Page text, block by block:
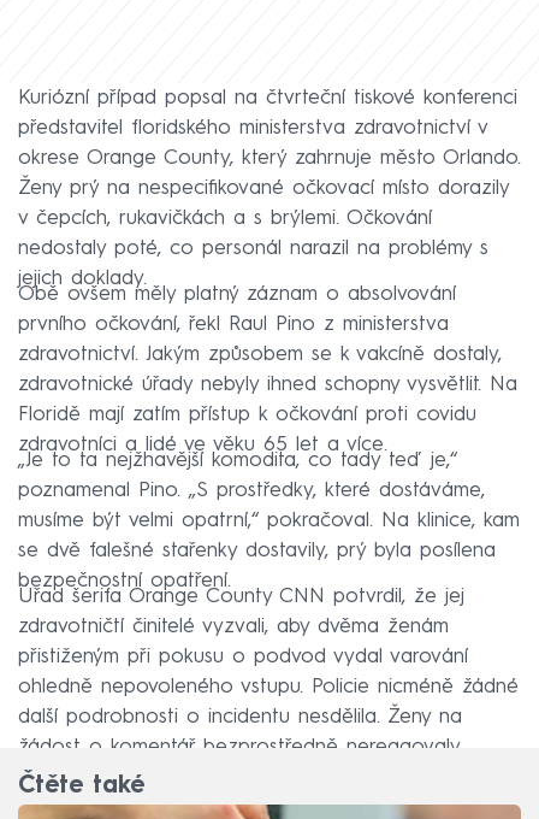
Kuriózní případ popsal na čtvrteční tiskové konferenci
představitel floridského ministerstva zdravotnictví v
okrese Orange County, který zahrnuje město Orlando.
Ženy prý na nespecifikované očkovací místo dorazily
v čepcích, rukavičkách a s brýlemi. Očkování
nedostaly poté, co personál narazil na problémy s
jejich doklady.
Obě ovšem měly platný záznam o absolvování
prvního očkování, řekl Raul Pino z ministerstva
zdravotnictví. Jakým způsobem se k vakcíně dostaly,
zdravotnické úřady nebyly ihned schopny vysvětlit. Na
Floridě mají zatím přístup k očkování proti covidu
zdravotníci a lidé ve věku 65 let a více.
„Je to ta nejžhavější komodita, co tady teď je,“
poznamenal Pino. „S prostředky, které dostáváme,
musíme být velmi opatrní,“ pokračoval. Na klinice, kam
se dvě falešné stařenky dostavily, prý byla posílena
bezpečnostní opatření.
Úřad šerifa Orange County CNN potvrdil, že jej
zdravotničtí činitelé vyzvali, aby dvěma ženám
přistiženým při pokusu o podvod vydal varování
ohledně nepovoleného vstupu. Policie nicméně žádné
další podrobnosti o incidentu nesdělila. Ženy na
žádost o komentář bezprostředně nereagovaly.
Čtěte také